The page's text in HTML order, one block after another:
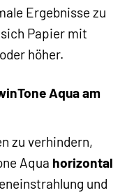
Ergebnisse zu
Papier mit
höher.
Aqua am
zu verhindern,
Aqua horizontal
und